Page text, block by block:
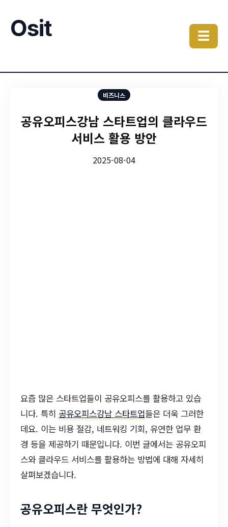
Osit ☰
비즈니스
공유오피스강남 스타트업의 클라우드
서비스 활용 방안
2025-08-04
요즘 많은 스타트업들이 공유오피스를 활용하고 있습
니다. 특히 공유오피스강남 스타트업들은 더욱 그러한
데요. 이는 비용 절감, 네트워킹 기회, 유연한 업무 환
경 등을 제공하기 때문입니다. 이번 글에서는 공유오피
스와 클라우드 서비스를 활용하는 방법에 대해 자세히
살펴보겠습니다.
공유오피스란 무엇인가?